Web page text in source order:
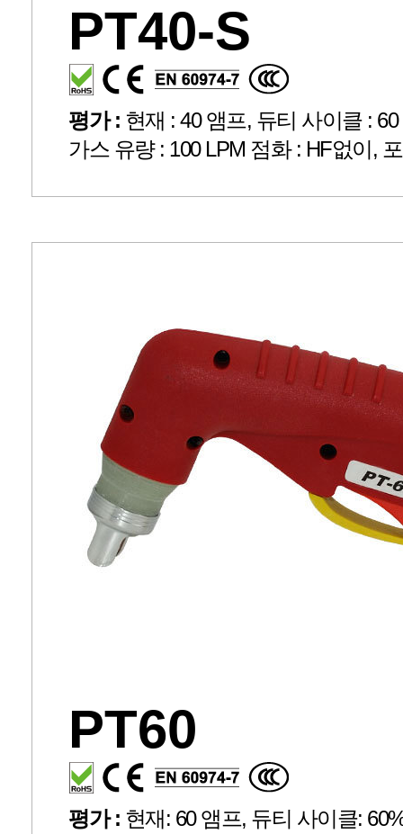
PT40-S
평가 : 현재 : 40 앰프, 듀티 사이클 :
가스 유량 : 100 LPM 점화 : HF없이,
PT60
평가 : 현재: 60 앰프, 듀티 사이클: